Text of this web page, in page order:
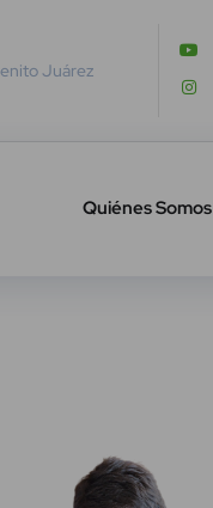
Juárez
Quiénes Somos